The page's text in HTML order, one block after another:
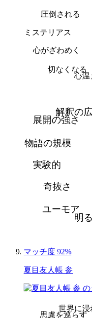
心温
切なくなる
心がざわめく
ミステリアス
圧倒される
明
ユーモア
奇抜さ
実験的
物語の規模
展開の強さ
解釈の
マッチ度 92%
夏目友人帳 参
思慮を巡らす
世界に浸